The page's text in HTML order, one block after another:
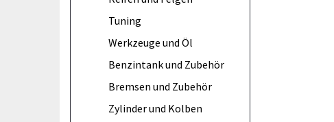
Tuning
Werkzeuge und Öl
Benzintank und Zubehör
Bremsen und Zubehör
Zylinder und Kolben